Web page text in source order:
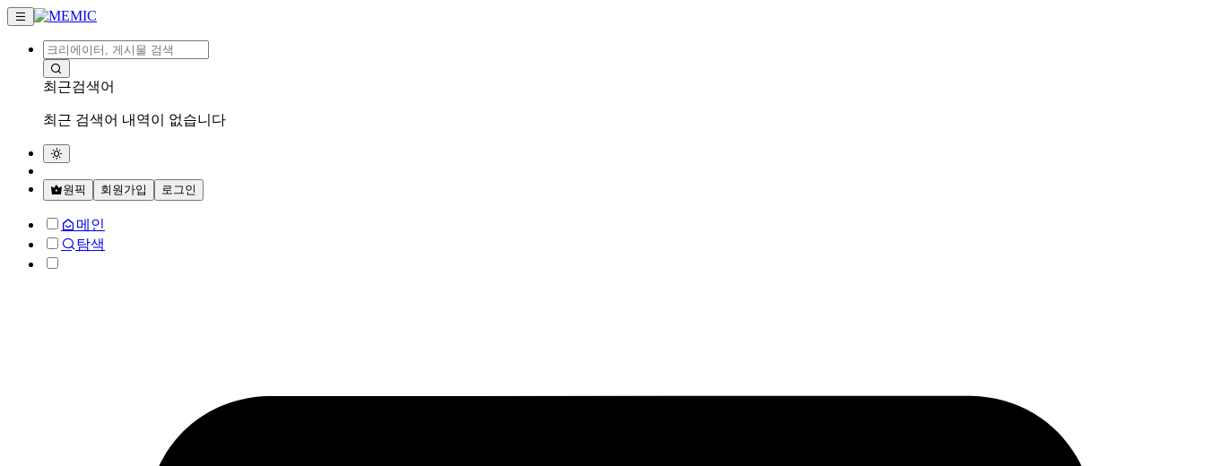
최근검색어
최근 검색어 내역이 없습니다
원픽 회원가입 로그인
메인
탐색